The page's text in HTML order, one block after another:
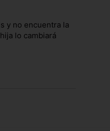
y no encuentra la
lo cambiará